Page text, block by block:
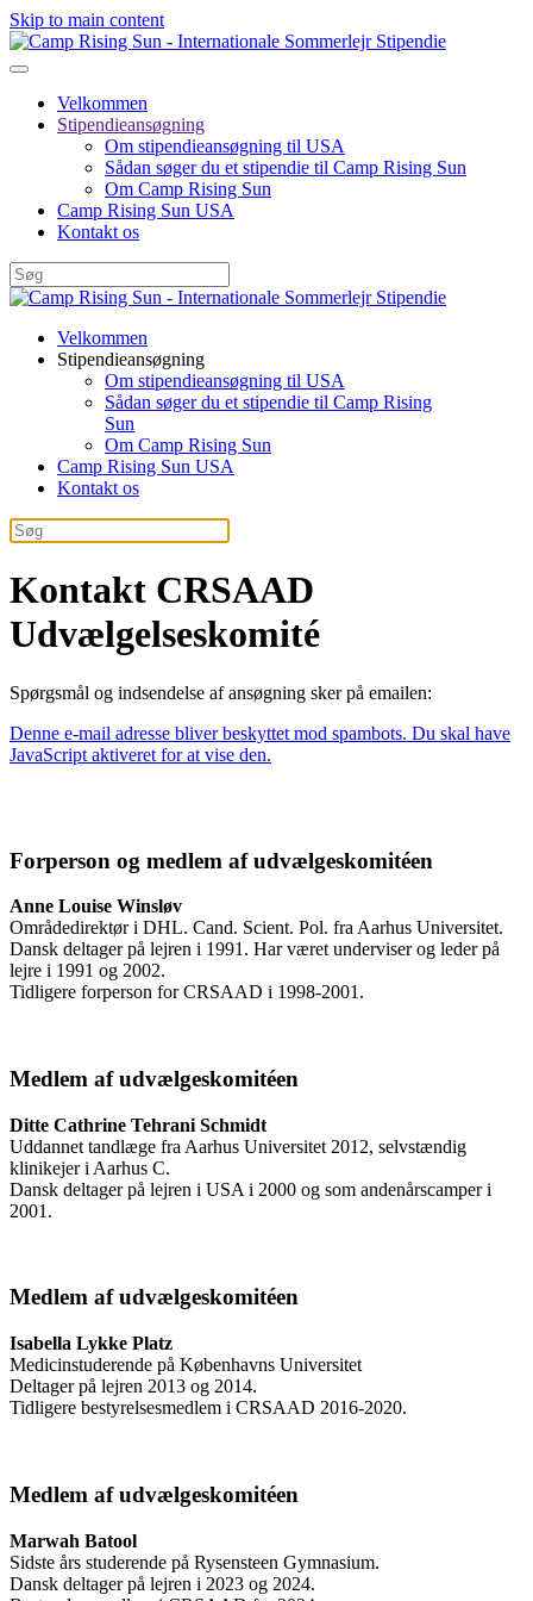
Skip to main content
Velkommen
Stipendieansøgning
Om stipendieansøgning til USA
Sådan søger du et stipendie til Camp Rising Sun
Om Camp Rising Sun
Camp Rising Sun USA
Kontakt os
Velkommen
Stipendieansøgning
Om stipendieansøgning til USA
Sådan søger du et stipendie til Camp Rising
Sun
Om Camp Rising Sun
Camp Rising Sun USA
Kontakt os
Kontakt CRSAAD
Udvælgelseskomité
Spørgsmål og indsendelse af ansøgning sker på emailen:
Denne e-mail adresse bliver beskyttet mod spambots. Du skal have
JavaScript aktiveret for at vise den.
Forperson og medlem af udvælgeskomitéen
Anne Louise Winsløv
Områdedirektør i DHL. Cand. Scient. Pol. fra Aarhus Universitet.
Dansk deltager på lejren i 1991. Har været underviser og leder på
lejre i 1991 og 2002.
Tidligere forperson for CRSAAD i 1998-2001.
Medlem af udvælgeskomitéen
Ditte Cathrine Tehrani Schmidt
Uddannet tandlæge fra Aarhus Universitet 2012, selvstændig
klinikejer i Aarhus C.
Dansk deltager på lejren i USA i 2000 og som andenårscamper i
2001.
Medlem af udvælgeskomitéen
Isabella Lykke Platz
Medicinstuderende på Københavns Universitet
Deltager på lejren 2013 og 2014.
Tidligere bestyrelsesmedlem i CRSAAD 2016-2020.
Medlem af udvælgeskomitéen
Marwah Batool
Sidste års studerende på Rysensteen Gymnasium.
Dansk deltager på lejren i 2023 og 2024.